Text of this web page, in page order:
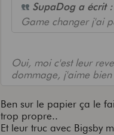
SupaDog a écrit :
Game changer j'ai
Oui, moi c'est leur
dommage, j'aime
Ben sur le papier ça le
trop propre..
Et leur truc avec Bigsby